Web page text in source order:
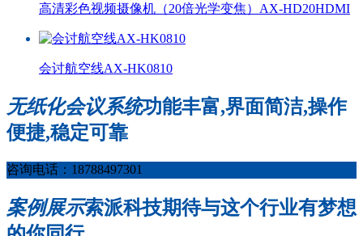
高清彩色视频摄像机（20倍光学变焦）AX-HD20HDMI
会讨航空线AX-HK0810
无纸化会议系统功能丰富,界面简洁,操作
便捷,稳定可靠
咨询电话：18788497301
案例展示索派科技期待与这个行业有梦想